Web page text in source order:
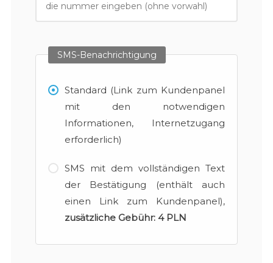
SMS-Benachrichtigung
Standard (Link zum Kundenpanel
mit den notwendigen
Informationen, Internetzugang
erforderlich)
SMS mit dem vollständigen Text
der Bestätigung (enthält auch
einen Link zum Kundenpanel),
zusätzliche Gebühr: 4 PLN